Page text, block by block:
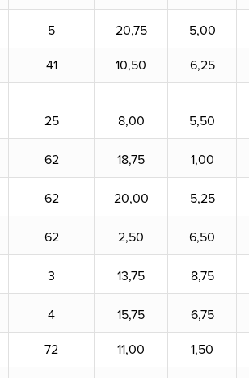
5 20,75 5,00
41 10,50 6,25
25 8,00 5,50
62 18,75 1,00
62 20,00 5,25
62 2,50 6,50
3 13,75 8,75
4 15,75 6,75
72 11,00 1,50